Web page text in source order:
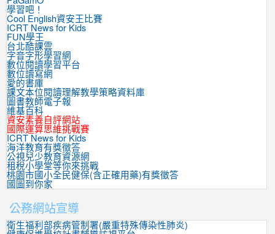
學習吧！
Cool English資安王比賽
ICRT News for Kids
FUN學王
台北酷課雲
字音字形學習網
數位閱讀學習平台
數位讀寫網
愛的書庫
課文本位閱讀理解教學策略資料庫
圖書教師電子報
維基百科
資安素養自評網站
國際運算思維挑戰賽
ICRT News for Kids
海洋教育有獎徵答
公視兒少教育資源網
租稅小學堂等你來挑戰
桃園市國小全民健保(含正確用藥)有獎徵答
國圖到你家
公務網站宣導
衛生福利部疾病管制署(嚴重特殊傳染性肺炎)